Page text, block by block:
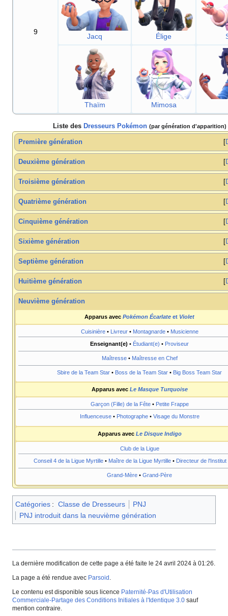
9
Jacq Élige
Thaïm Mimosa
Liste des Dresseurs Pokémon (par génération d'apparition)
Première génération
Deuxième génération
Troisième génération
Quatrième génération
Cinquième génération
Sixième génération
Septième génération
Huitième génération
Neuvième génération
Apparus avec Pokémon Écarlate et Violet
Cuisinière• Livreur• Montagnarde• Musicienne
Enseignant(e) • Étudiant(e) • Proviseur
Maîtresse• Maîtresse en Chef
Sbire de la Team Star • Boss de la Team Star • Big Boss Team Star
Apparus avec Le Masque Turquoise
Garçon (Fille) de la Fête• Petite Frappe
Influenceuse• Photographe• Visage du Monstre
Apparus avec Le Disque Indigo
Club de la Ligue
Conseil 4 de la Ligue Myrtille • Maître de la Ligue Myrtille • Directeur de l'Institut
Grand-Mère • Grand-Père
Catégories : Classe de Dresseurs
PNJ
PNJ introduit dans la neuvième génération
La dernière modification de cette page a été faite le 24 avril 2024 à 01:26.
La page a été rendue avec Parsoid .
Le contenu est disponible sous licence Paternité-Pas d'Utilisation
Commerciale-Partage des Conditions Initiales à l'Identique 3.0 sauf
mention contraire.